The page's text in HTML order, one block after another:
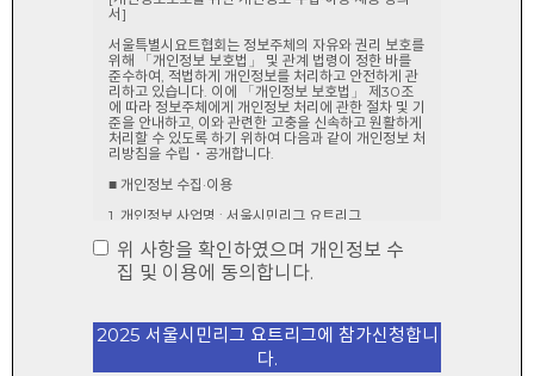
위 사항을 확인하였으며 개인정보 수
집 및 이용에 동의합니다.
2025 서울시민리그 요트리그에 참가신청합니
다.